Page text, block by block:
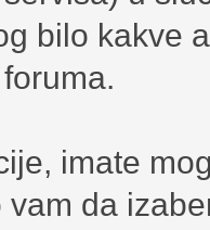
bilo kakve
imate
vam da